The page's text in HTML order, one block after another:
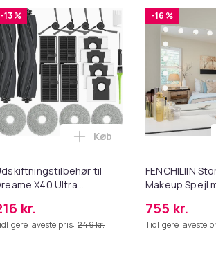
Blå i kurven
5.3 trådløs IP7x vandtæt højttaler i
- CD-spelare och karaokefunktion -
til Worx trådtrimmer i kurven
-13 %
til
X40 Ultra
kr.
laveste pris: 249 kr.
Læg
Køb
-16 %
FENCHILIIN
Makeup Spejl
80 x 58 cm
755 kr.
Tidligere laveste